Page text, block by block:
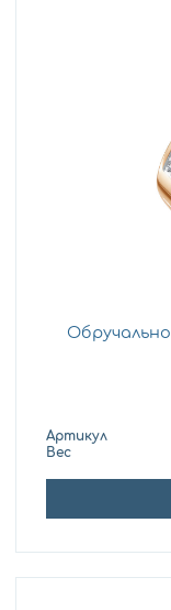
Артикул
Вес